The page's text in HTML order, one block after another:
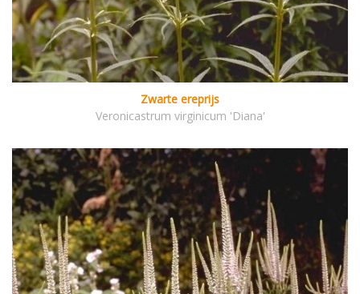
Zwarte ereprijs
Veronicastrum virginicum 'Diana'